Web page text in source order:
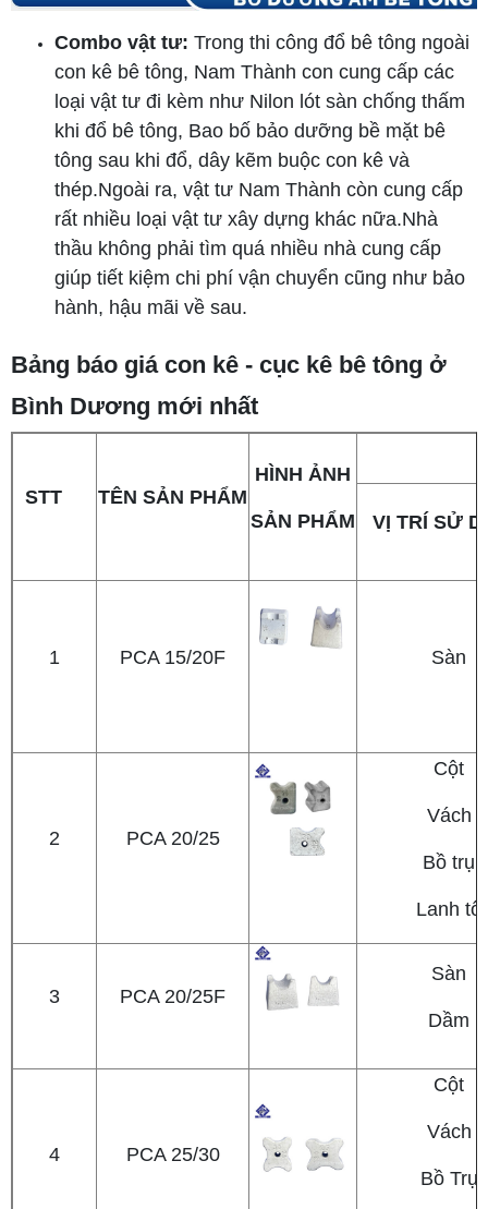
Combo vật tư: Trong thi công đổ bê tông ngoài
con kê bê tông, Nam Thành con cung cấp các
loại vật tư đi kèm như Nilon lót sàn chống thấm
khi đổ bê tông, Bao bố bảo dưỡng bề mặt bê
tông sau khi đổ, dây kẽm buộc con kê và
thép.Ngoài ra, vật tư Nam Thành còn cung cấp
rất nhiều loại vật tư xây dựng khác nữa.Nhà
thầu không phải tìm quá nhiều nhà cung cấp
giúp tiết kiệm chi phí vận chuyển cũng như bảo
hành, hậu mãi về sau.
Bảng báo giá con kê - cục kê bê tông ở
Bình Dương mới nhất
STT TÊN SẢN PHẨM
HÌNH ẢNH
SẢN PHẨM VỊ TRÍ SỬ
1 PCA 15/20F Sàn
2 PCA 20/25
Cột
Vách
Bồ trụ
Lanh tô
3 PCA 20/25F
Sàn
Dầm
4 PCA 25/30
Cột
Vách
Bồ Trụ